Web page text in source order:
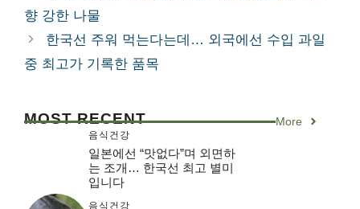
리
향 강한 나물
한국선 주워 먹는다는데… 외국에선 수입 과일
중 최고가 기록한 품목
MOST RECENT More
음식건강
일본에선 “맛없다”며 외면하
는 조개… 한국선 최고 별미
입니다
음식건강